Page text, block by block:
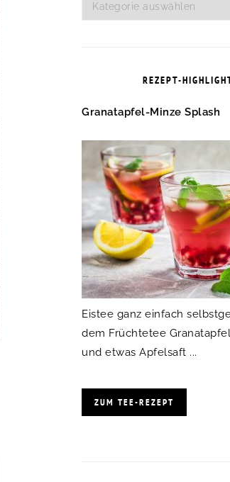
REZEPT-
Granatapfel-Minze Splash
Eistee ganz einfach
dem Früchtetee
und etwas Apfelsaft ...
ZUM TEE-REZEPT